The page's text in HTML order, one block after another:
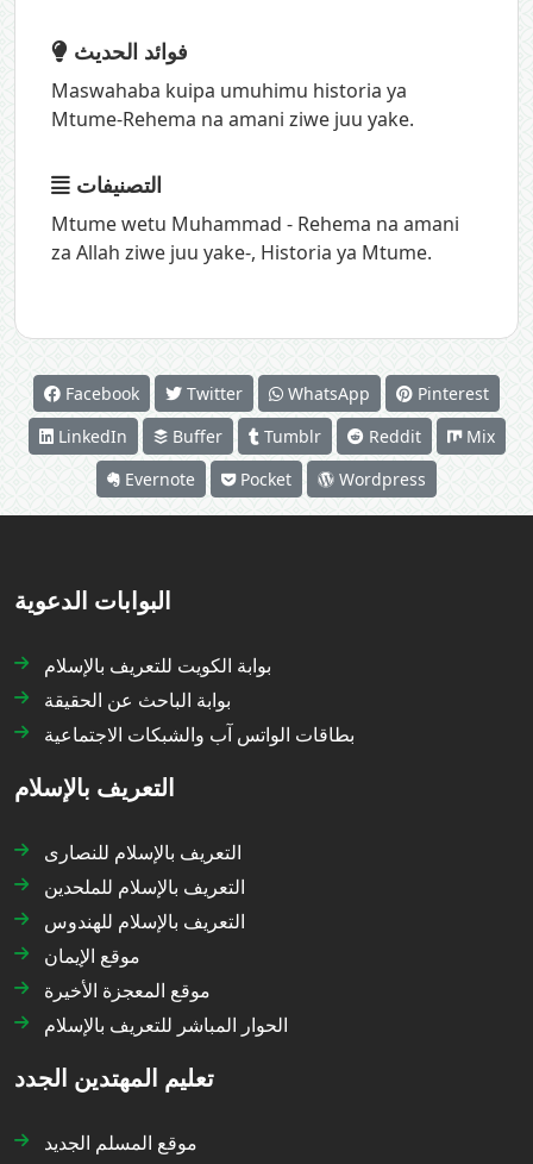
فوائد الحديث
Maswahaba kuipa umuhimu historia ya
Mtume-Rehema na amani ziwe juu yake.
التصنيفات
Mtume wetu Muhammad - Rehema na amani
za Allah ziwe juu yake-, Historia ya Mtume.
Facebook Twitter WhatsApp
Pinterest
LinkedIn
Buffer Tumblr Reddit
Mix
Evernote
Pocket Wordpress
البوابات الدعوية
بوابة الكويت للتعريف بالإسلام
بوابة الباحث عن الحقيقة
بطاقات الواتس آب والشبكات الاجتماعية
التعريف بالإسلام
التعريف بالإسلام للنصارى
التعريف بالإسلام للملحدين
التعريف بالإسلام للهندوس
موقع الإيمان
موقع المعجزة الأخيرة
الحوار المباشر للتعريف بالإسلام
تعليم المهتدين الجدد
موقع المسلم الجديد